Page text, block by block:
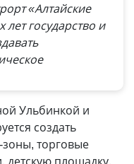
«Алтайские
государство и
Ульбинкой и
создать
торговые